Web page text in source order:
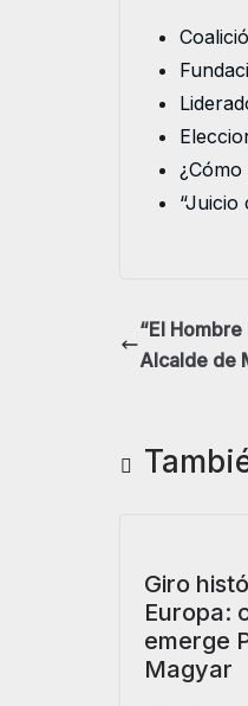
b
o
o
k
e
r
“El
Alcalde de
Giro
Europa:
emerge
Magyar